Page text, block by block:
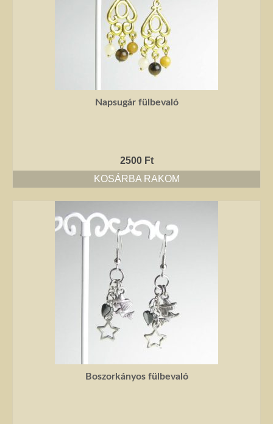
Napsugár fülbevaló
2500 Ft
KOSÁRBA RAKOM
Boszorkányos fülbevaló